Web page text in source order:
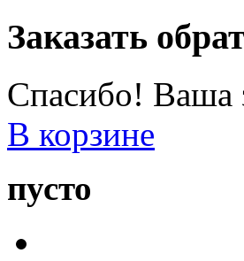
Заказать
Спасибо! Ваша
В корзине
пусто